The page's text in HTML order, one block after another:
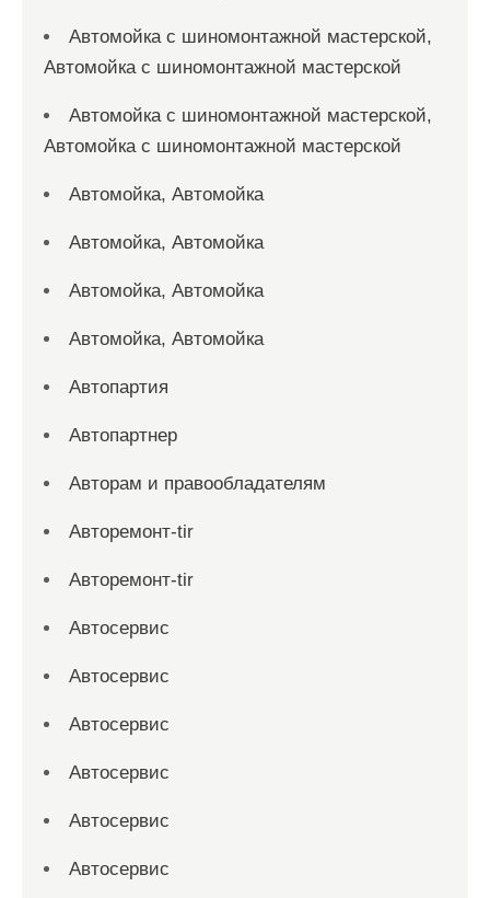
Автомойка с шиномонтажной мастерской,
Автомойка с шиномонтажной мастерской
Автомойка с шиномонтажной мастерской,
Автомойка с шиномонтажной мастерской
Автомойка, Автомойка
Автомойка, Автомойка
Автомойка, Автомойка
Автомойка, Автомойка
Автопартия
Автопартнер
Авторам и правообладателям
Авторемонт-tir
Авторемонт-tir
Автосервис
Автосервис
Автосервис
Автосервис
Автосервис
Автосервис